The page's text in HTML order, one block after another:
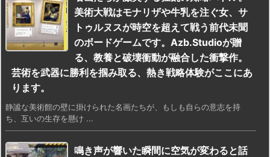
美術大戦はモナリザや牛乳を注ぐ女、サ
トゥルヌスが時空を超えて戦う前代未聞
のボードゲームです。Azb.Studioが贈
る、教養と破壊衝動が融合した衝撃作。
芸術を武器に勝利を掴み取る、熱き戦略体験がここにあ
ります。
静謐な美術館の壁に掛けられた名画たちが、もしも自らの意志を持
ち、互いの生存を懸け ...
鳴き声が響いた瞬間に空気が変わると話